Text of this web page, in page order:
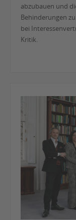
abzubauen und
Behinderungen
bei
Kritik.